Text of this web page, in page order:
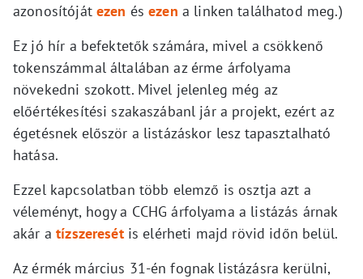
azonosítóját ezen ésezen a linken találhatod meg.)
Ez jó hír a befektetők számára, mivel a csökkenő
tokenszámmal általában az érme árfolyama
növekedni szokott. Mivel jelenleg még az
előértékesítési szakaszábanl jár a projekt, ezért az
égetésnek először a listázáskor lesz tapasztalható
hatása.
Ezzel kapcsolatban több elemző is osztja azt a
véleményt, hogy a CCHG árfolyama a listázás árnak
akár atízszeresétis elérheti majd rövid időn belül.
Az érmék március 31-én fognak listázásra kerülni,